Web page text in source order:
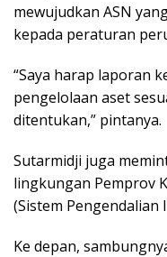
mewujudkan ASN
kepada peraturan
“Saya harap laporan
pengelolaan aset
ditentukan,” pintanya.
Sutarmidji juga
lingkungan Pemprov
(Sistem
Ke depan,